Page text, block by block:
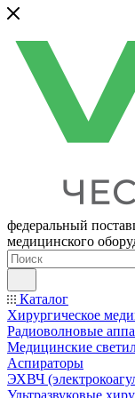
федеральный
медицинского
Каталог
Хирургическое
Радиоволновые
Медицинские
Аспираторы
ЭХВЧ
Ультразвуковые